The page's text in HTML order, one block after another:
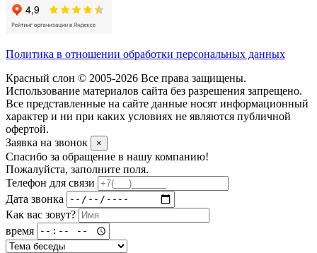
Политика в отношении обработки персональных данных
Красный слон © 2005-2026 Все права защищены.
Использование материалов сайта без разрешения запрещено.
Все представленные на сайте данные носят информационный
характер и ни при каких условиях не являются публичной
офертой.
Заявка на звонок
×
Спасибо за обращение в нашу компанию!
Пожалуйста, заполните поля.
Телефон для связи
Дата звонка
Как вас зовут?
время